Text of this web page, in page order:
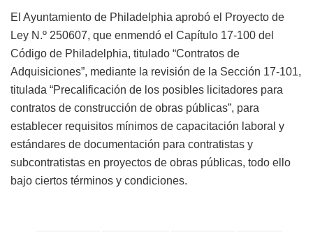
El Ayuntamiento de Philadelphia aprobó el Proyecto de
Ley N.º 250607, que enmendó el Capítulo 17-100 del
Código de Philadelphia, titulado “Contratos de
Adquisiciones”, mediante la revisión de la Sección 17-101,
titulada “Precalificación de los posibles licitadores para
contratos de construcción de obras públicas”, para
establecer requisitos mínimos de capacitación laboral y
estándares de documentación para contratistas y
subcontratistas en proyectos de obras públicas, todo ello
bajo ciertos términos y condiciones.